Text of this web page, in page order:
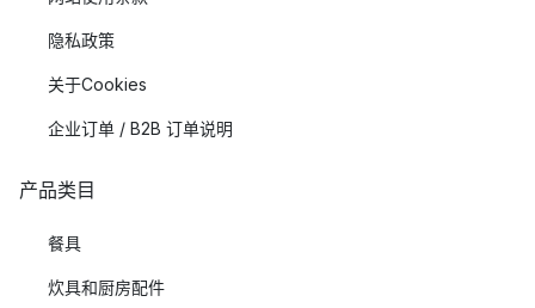
隐私政策
关于Cookies
企业订单 / B2B 订单说明
产品类目
餐具
炊具和厨房配件